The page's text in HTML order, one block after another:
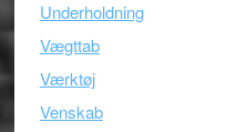
Underholdning
Vægttab
Værktøj
Venskab